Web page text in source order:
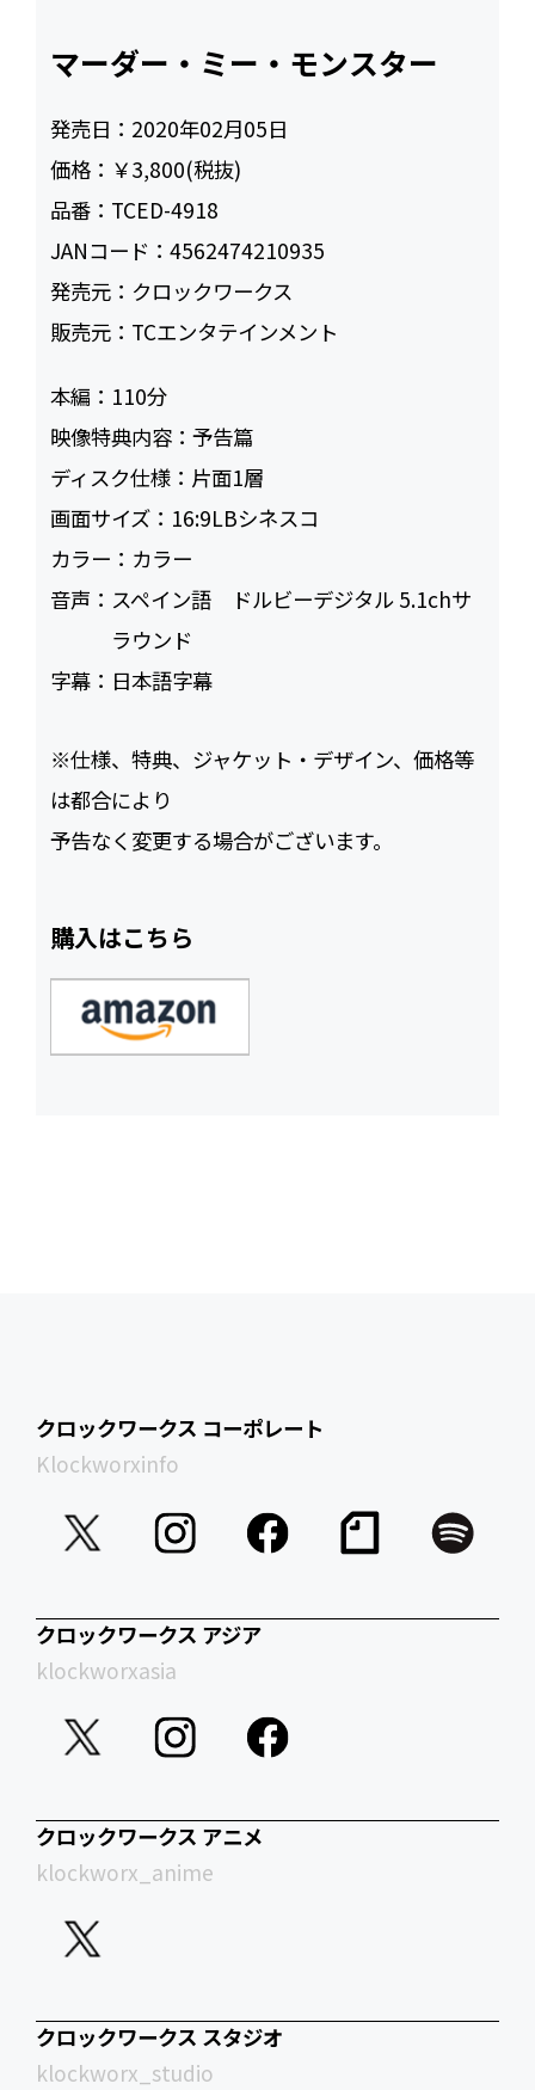
マーダー・ミー・モンスター
発売日： 2020年02月05日
価格： ￥3,800(税抜)
品番： TCED-4918
JANコード：4562474210935
発売元： クロックワークス
販売元： TCエンタテインメント
本編： 110
映像特典内容：予告篇
ディスク仕様： 片面1層
画面サイズ： 16:9LBシネスコ
カラー： カラー
音声： スペイン語 ドルビーデジタル 5.1chサ
ラウンド
字幕： 日本語字幕
※仕様、特典、ジャケット・デザイン、価格等
は都合により
予告なく変更する場合がございます。
購入はこちら
クロックワークス コーポレート
Klockworxinfo
クロックワークス アジア
klockworxasia
クロックワークス アニメ
klockworx_anime
クロックワークス スタジオ
klockworx_studio